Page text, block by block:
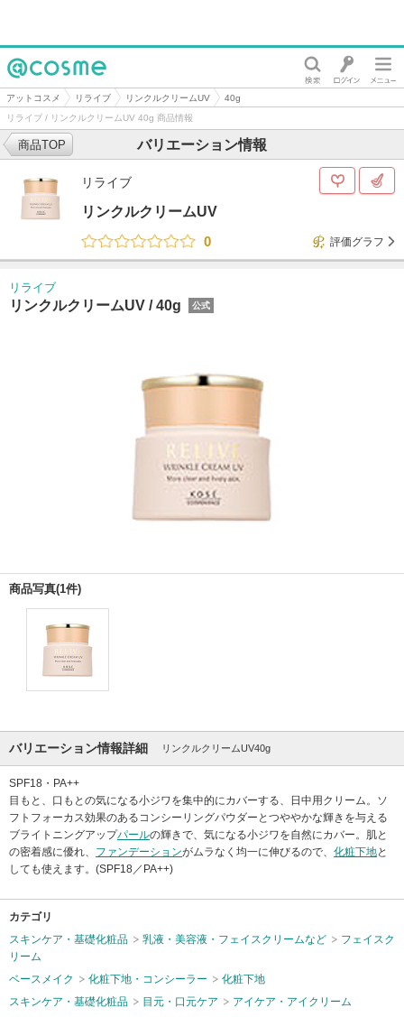
@cosme
アットコスメ リライブ リンクルクリームUV
40g
リライブ / リンクルクリームUV 40g 商品情報
バリエーション情報
商品TOP
リライブ
リンクルクリームUV
0
評価グラフ
リライブ
リンクルクリームUV /40g 公式
商品写真(1件)
バリエーション情報詳細 リンクルクリームUV40g
SPF18・PA++
目もと、口もとの気になる小ジワを集中的にカバーする、日中用クリーム。ソ
フトフォーカス効果のあるコンシーリングパウダーとつややかな輝きを与える
ブライトニングアップパールの輝きで、気になる小ジワを自然にカバー。肌と
の密着感に優れ、 ファンデーションがムラなく均一に伸びるので、 化粧下地と
しても使えます。(SPF18／PA++)
カテゴリ
スキンケア・基礎化粧品
乳液・美容液・フェイスクリームなど
フェイスク
リーム
ベースメイク
化粧下地・コンシーラー
化粧下地
スキンケア・基礎化粧品
目元・口元ケア
アイケア・アイクリーム